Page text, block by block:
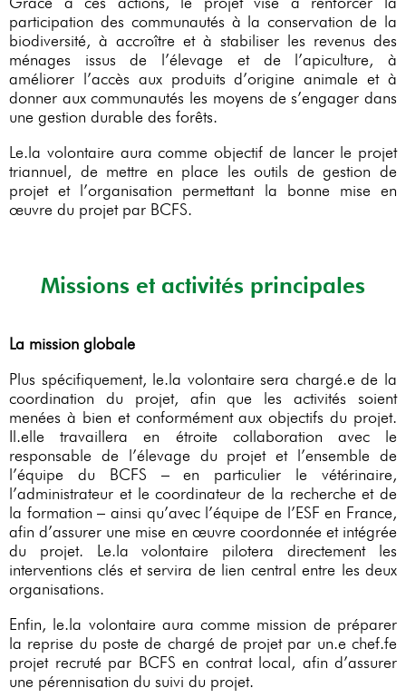
participation des communautés à la conservation de la
biodiversité, à accroître et à stabiliser les revenus des
ménages issus de l’élevage et de l’apiculture, à
améliorer l’accès aux produits d’origine animale et à
donner aux communautés les moyens de s’engager dans
une gestion durable des forêts.
Le.la volontaire aura comme objectif de lancer le projet
triannuel, de mettre en place les outils de gestion de
projet et l’organisation permettant la bonne mise en
œuvre du projet par BCFS.
Missions et activités principales
La mission globale
Plus spécifiquement, le.la volontaire sera chargé.e de la
coordination du projet, afin que les activités soient
menées à bien et conformément aux objectifs du projet.
Il.elle travaillera en étroite collaboration avec le
responsable de l’élevage du projet et l’ensemble de
l’équipe du BCFS – en particulier le vétérinaire,
l’administrateur et le coordinateur de la recherche et de
la formation – ainsi qu’avec l’équipe de l’ESF en France,
afin d’assurer une mise en œuvre coordonnée et intégrée
du projet. Le.la volontaire pilotera directement les
interventions clés et servira de lien central entre les deux
organisations.
Enfin, le.la volontaire aura comme mission de préparer
la reprise du poste de chargé de projet par un.e chef.fe
projet recruté par BCFS en contrat local, afin d’assurer
une pérennisation du suivi du projet.